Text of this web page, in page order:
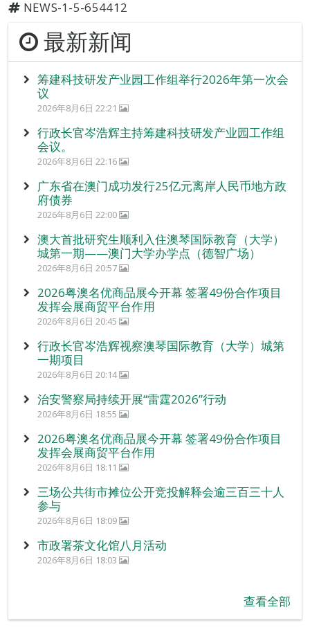
NEWS-1-5-654412
最新新闻
筹建科技研发产业园工作组举行2026年第一次会
议
2026年8月6日 22:21
行政长官岑浩辉主持筹建科技研发产业园工作组
会议。
2026年8月6日 22:16
广东省在澳门成功发行25亿元离岸人民币地方政
府债券
2026年8月6日 22:00
澳大首批研究生顺利入住澳琴国际教育（大学）
城第一期——澳门大学办学点（德智广场）
2026年8月6日 20:57
2026粤澳名优商品展今开幕 签署49份合作项目
发挥会展商贸平台作用
2026年8月6日 20:45
行政长官岑浩辉视察澳琴国际教育（大学）城第
一期项目
2026年8月6日 20:14
治安警察局持续开展“雷霆2026”行动
2026年8月6日 18:55
2026粤澳名优商品展今开幕 签署49份合作项目
发挥会展商贸平台作用
2026年8月6日 18:11
三场公共街市摊位公开竞投解释会逾三百三十人
参与
2026年8月6日 18:09
市政署茶文化馆八月活动
2026年8月6日 18:03
查看全部